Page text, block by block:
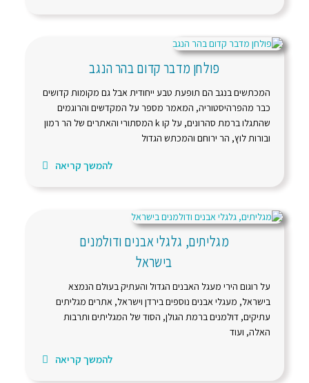
פולחן מדבר קדום בהר הנגב
המכתשים בנגב הם תופעת טבע ייחודית אבל גם מקומות קדושים
כבר מהפרהיסטוריה, המאמר מספר על המקדשים והרוגמים
שהתגלו ברמת סהרונים, על קו k המסתורי והאתרים של הר רמון
ובורות לוץ, הר ירוחם והמכתש הגדול
להמשך קריאה
מגליתים, גלגלי אבנים ודולמנים
בישראל
על רוגום הירי מעגל האבנים הגדול והעתיק בעולם הנמצא
בישראל, מעגלי אבנים נוספים בירדן וישראל, אתרים מגליתים
עתיקים, דולמנים ברמת הגולן, הסוד של המגליתים ותרבות
האלה, ועוד
להמשך קריאה